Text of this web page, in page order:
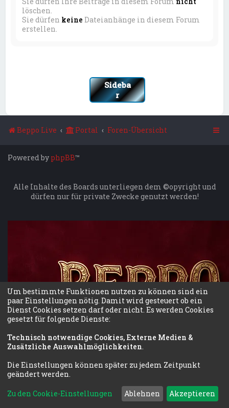
löschen.
Sie dürfen keine Dateianhänge in diesem Forum
erstellen.
Sideba
r
Beppo Live Portal Foren-Übersicht
Powered by phpBB™
Alle Inhalte des Boards unterliegen dem ©opyright und
dürfen nur für private Zwecke genutzt werden!
Deutsche Übersetzung durch phpBB.de
Um bestimmte Funktionen nutzen zu können sind ein
paar Einstellungen nötig. Damit wird gesteuert ob ein
Dienst Cookies setzen darf oder nicht. Es werden Cookies
gesetzt für folgende Dienste:
Technisch notwendige Cookies, Externe Medien &
Zusätzliche Auswahlmöglichkeiten.
Die Einstellungen können später zu jedem Zeitpunkt
geändert werden.
Zu den Cookie-Einstellungen Ablehnen Akzeptieren